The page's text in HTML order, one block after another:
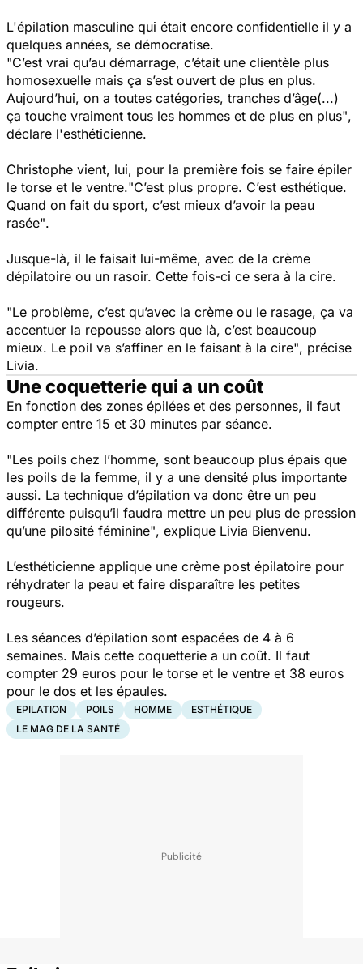
L'épilation masculine qui était encore confidentielle il y a
quelques années, se démocratise.
"C’est vrai qu’au démarrage, c’était une clientèle plus
homosexuelle mais ça s’est ouvert de plus en plus.
Aujourd’hui, on a toutes catégories, tranches d’âge(...)
ça touche vraiment tous les hommes et de plus en plus",
déclare l'esthéticienne.
Christophe vient, lui, pour la première fois se faire épiler
le torse et le ventre."C’est plus propre. C’est esthétique.
Quand on fait du sport, c’est mieux d’avoir la peau
rasée".
Jusque-là, il le faisait lui-même, avec de la crème
dépilatoire ou un rasoir. Cette fois-ci ce sera à la cire.
"Le problème, c’est qu’avec la crème ou le rasage, ça va
accentuer la repousse alors que là, c’est beaucoup
mieux. Le poil va s’affiner en le faisant à la cire", précise
Livia.
Une coquetterie qui a un coût
En fonction des zones épilées et des personnes, il faut
compter entre 15 et 30 minutes par séance.
"Les poils chez l’homme, sont beaucoup plus épais que
les poils de la femme, il y a une densité plus importante
aussi. La technique d’épilation va donc être un peu
différente puisqu’il faudra mettre un peu plus de pression
qu’une pilosité féminine", explique Livia Bienvenu.
L’esthéticienne applique une crème post épilatoire pour
réhydrater la peau et faire disparaître les petites
rougeurs.
Les séances d’épilation sont espacées de 4 à 6
semaines. Mais cette coquetterie a un coût. Il faut
compter 29 euros pour le torse et le ventre et 38 euros
pour le dos et les épaules.
EPILATION POILS HOMME
ESTHÉTIQUE
LE MAG DE LA SANTÉ